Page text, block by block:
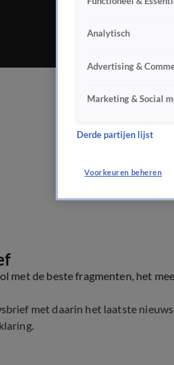
met de beste fragmenten, het
met daarin het laatste
.
Analytisch
Advertising &
Marketing & Social
Derde partijen lijst
Voorkeuren beheren